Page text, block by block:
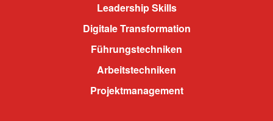
Leadership Skills
Digitale Transformation
Führungstechniken
Arbeitstechniken
Projektmanagement